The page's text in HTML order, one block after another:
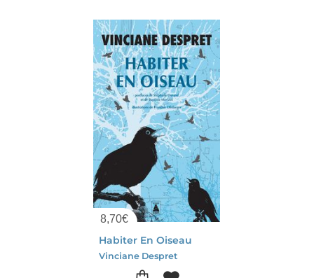
8,70€
Habiter En Oiseau
Vinciane Despret